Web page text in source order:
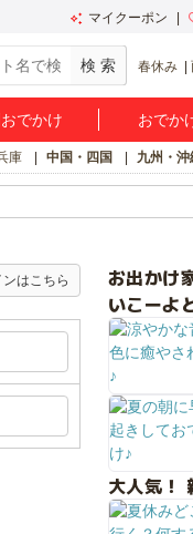
マイクーポン
春休み
でかけ おでか
庫 中国・四国 九州・沖
はこちら
お出かけ
いこーよ
大人気！